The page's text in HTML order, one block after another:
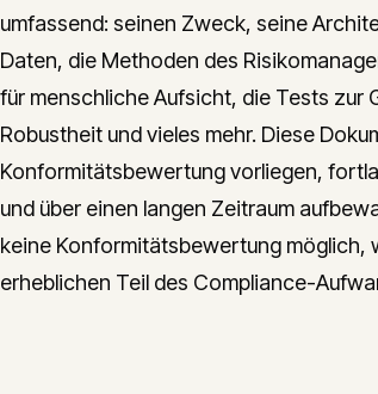
umfassend: seinen Zweck, seine
Daten, die Methoden des
für menschliche Aufsicht, die Tests zur
Robustheit und vieles mehr. Diese
Konformitätsbewertung vorliegen,
und über einen langen Zeitraum
keine Konformitätsbewertung möglich,
erheblichen Teil des Compliance-